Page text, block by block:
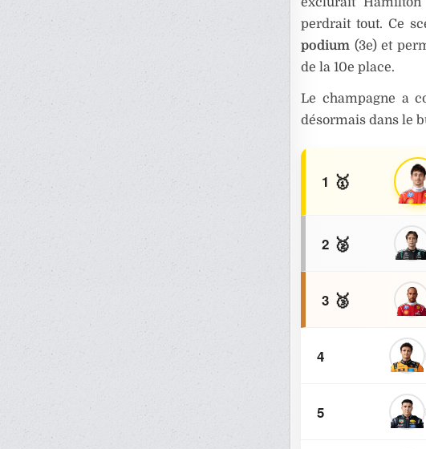
perdrait tout. Ce
podium(3e) et
de la 10e place.
Le champagne a
désormais dans le
1 🥇
2 🥈
3 🥉
4
5